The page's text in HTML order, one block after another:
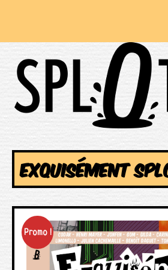
EXQUISÉMENT
Promo !